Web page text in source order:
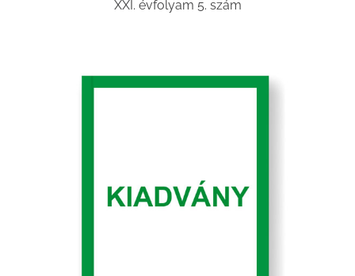
XXI. évfolyam 5. szám